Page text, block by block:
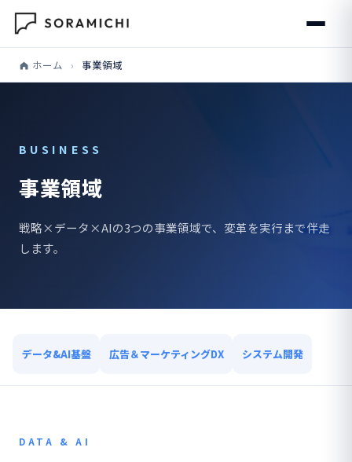
ホーム › 事業領域
BUSINESS
事業領域
戦略×データ×AIの3つの事業領域で、変革を実行まで伴走
します。
データ&AI基盤 広告＆マーケティングDX システム開発
DATA & AI